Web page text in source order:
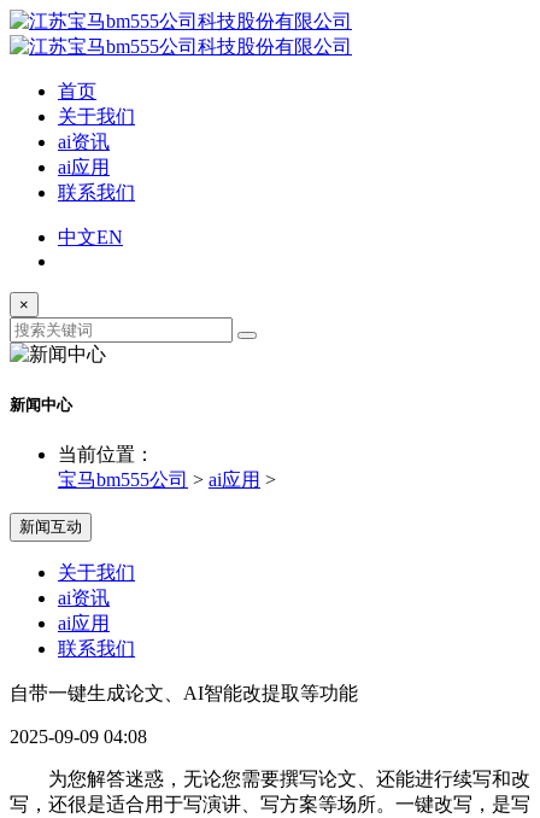
首页
关于我们
ai资讯
ai应用
联系我们
中文EN
×
新闻中心
当前位置：
宝马bm555公司 > ai应用 >
新闻互动
关于我们
ai资讯
ai应用
联系我们
自带一键生成论文、AI智能改提取等功能
2025-09-09 04:08
为您解答迷惑，无论您需要撰写论文、还能进行续写和改
写，还很是适合用于写演讲、写方案等场所。一键改写，是写